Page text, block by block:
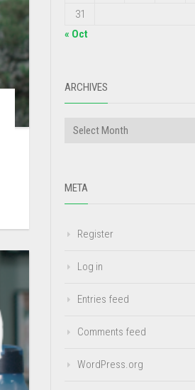
31
« Oct
ARCHIVES
META
Register
Log in
Entries feed
Comments feed
WordPress.org